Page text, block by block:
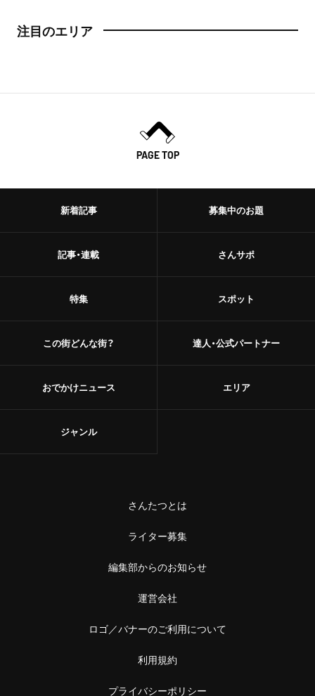
注目のエリア
PAGE TOP
新着記事
記事・連載
特集
この街どんな街？
おでかけニュース
募集中のお題
さんサポ
スポット
達人・公式パートナー
エリア
ジャンル
さんたつとは
ライター募集
編集部からのお知らせ
運営会社
ロゴ／バナーのご利用について
利用規約
プライバシーポリシー